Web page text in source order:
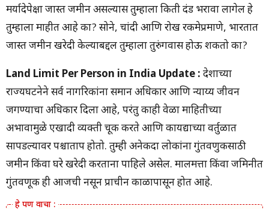
मर्यादेपेक्षा जास्त जमीन असल्यास तुम्हाला किती दंड भरावा लागेल हे
तुम्हाला माहीत आहे का? सोने, चांदी आणि रोख रकमेप्रमाणे, भारतात
जास्त जमीन खरेदी केल्याबद्दल तुम्हाला तुरुंगवास होऊ शकतो का?
Land Limit Per Person in India Update : देशाच्या
राज्यघटनेने सर्व नागरिकांना समान अधिकार आणि न्याय्य जीवन
जगण्याचा अधिकार दिला आहे, परंतु काही वेळा माहितीच्या
अभावामुळे एखादी व्यक्ती चूक करते आणि कायद्याच्या वर्तुळात
सापडल्यावर पश्चाताप होतो. तुम्ही अनेकदा लोकांना गुंतवणुकीसाठी
जमीन किंवा घरे खरेदी करताना पाहिले असेल. मालमत्ता किंवा जमिनीत
गुंतवणूक ही आजची नसून प्राचीन काळापासून होत आहे.